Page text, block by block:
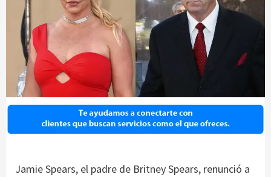
Jamie Spears, el padre de Britney Spears, renunció a